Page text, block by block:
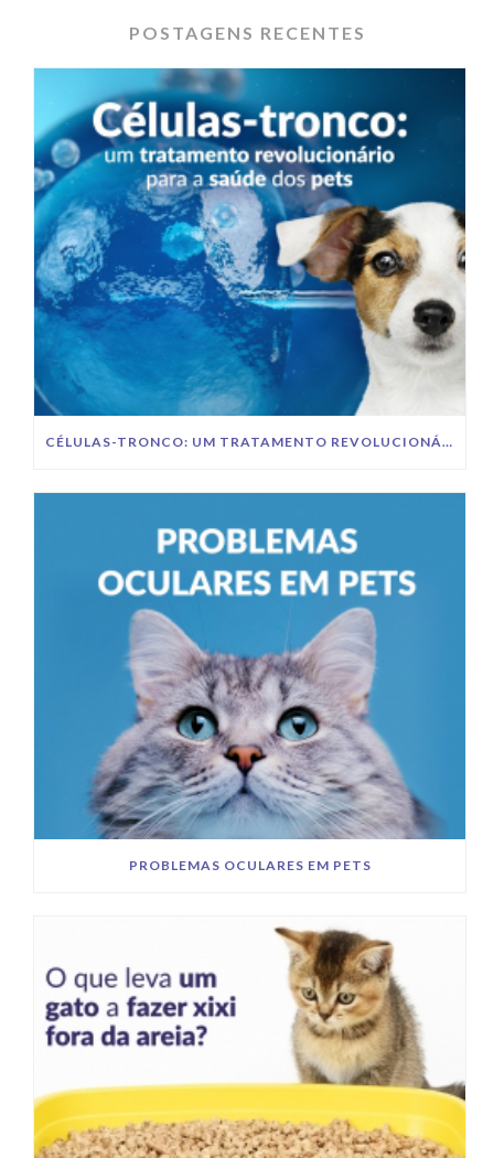
POSTAGENS RECENTES
CÉLULAS-TRONCO: UM TRATAMENTO REVOLUCIONÁRIO PARA A SAÚDE DOS PETS
PROBLEMAS OCULARES EM PETS